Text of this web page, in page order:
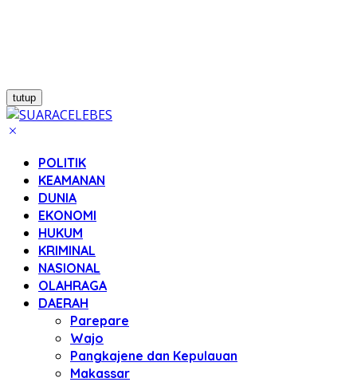
tutup
POLITIK
KEAMANAN
DUNIA
EKONOMI
HUKUM
KRIMINAL
NASIONAL
OLAHRAGA
DAERAH
Parepare
Wajo
Pangkajene dan Kepulauan
Makassar